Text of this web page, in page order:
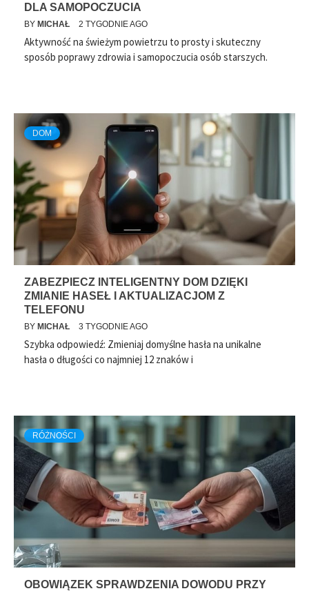
DLA SAMOPOCZUCIA
BY MICHAŁ 2 TYGODNIE AGO
Aktywność na świeżym powietrzu to prosty i skuteczny
sposób poprawy zdrowia i samopoczucia osób starszych.
DOM
ZABEZPIECZ INTELIGENTNY DOM DZIĘKI
ZMIANIE HASEŁ I AKTUALIZACJOM Z
TELEFONU
BY MICHAŁ 3 TYGODNIE AGO
Szybka odpowiedź: Zmieniaj domyślne hasła na unikalne
hasła o długości co najmniej 12 znaków i
RÓŻNOŚCI
OBOWIĄZEK SPRAWDZENIA DOWODU PRZY